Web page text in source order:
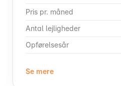
Pris pr. måned
Antal lejligheder
Opførelsesår
Se mere